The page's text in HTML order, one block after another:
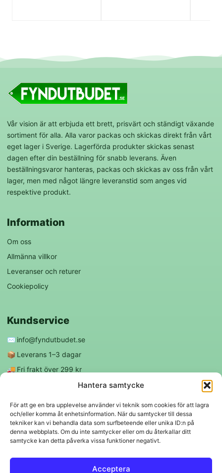
Hantera samtycke
För att ge en bra upplevelse använder vi teknik som cookies för att lagra
och/eller komma åt enhetsinformation. När du samtycker till dessa
tekniker kan vi behandla data som surfbeteende eller unika ID:n på
denna webbplats. Om du inte samtycker eller om du återkallar ditt
samtycke kan detta påverka vissa funktioner negativt.
Acceptera
Vår vision är att erbjuda ett brett, prisvärt och ständigt växande
sortiment för alla. Alla varor packas och skickas direkt från vårt
eget lager i Sverige. Lagerförda produkter skickas senast
dagen efter din beställning för snabb leverans. Även
beställningsvaror hanteras, packas och skickas av oss från vårt
lager, men med något längre leveranstid som anges vid
respektive produkt.
Information
Om oss
Allmänna villkor
Leveranser och returer
Cookiepolicy
Kundservice
✉️ info@fyndutbudet.se
📦 Leverans 1–3 dagar
🚚 Fri frakt över 299 kr
Följ oss
f ◎